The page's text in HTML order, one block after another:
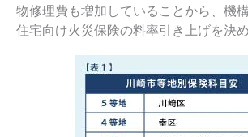
物修理費も増加していることから、機
住宅向け火災保険の料率引き上げを決め